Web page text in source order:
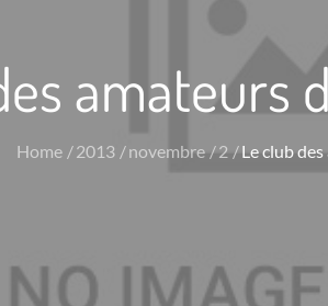
amateurs
Home 2013 novembre 2 Le club